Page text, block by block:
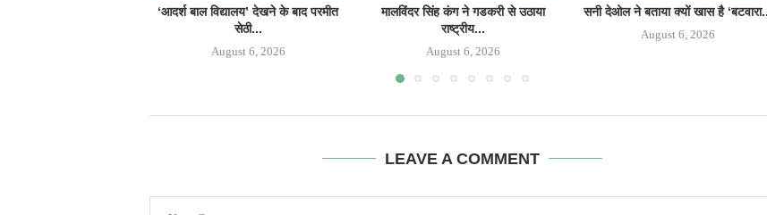
‘आदर्श बाल विद्यालय’ देखने के बाद परमीत
सेठी...
August 6, 2026
मालविंदर सिंह कंग ने गडकरी से उठाया
राष्ट्रीय...
August 6, 2026
सनी देओल ने बताया क्यों खास है
August 6, 2026
LEAVE A COMMENT